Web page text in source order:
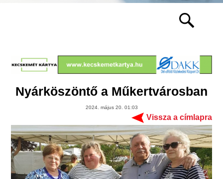
Nyárköszöntő a Műkertvárosban
2024. május 20. 01:03
Vissza a címlapra